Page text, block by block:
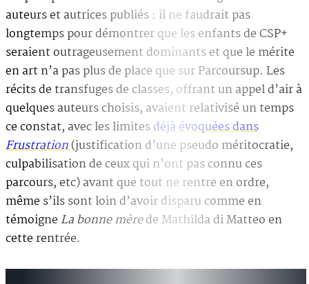
auteurs et autrices publiés : il ne faudrait pas
longtemps pour démontrer que les enfants de CSP+
seraient outrageusement dominants et que le mérite
en art n’a pas plus de place que sur Parcoursup. Les
récits de transfuges de classes, offrant un appel d’air à
quelques auteurs choisis, avaient relativisé un temps
ce constat, avec les limitesdéjà évoquées dans
Frustration(justification d’une pseudo méritocratie,
culpabilisation de ceux qui n’ont pas connu ces
parcours, etc) avant que tout ne rentre en ordre,
même s’ils sont loin d’avoir disparu comme en
témoigneLa bonne mèrede Mathilda di Matteo en
cette rentrée.